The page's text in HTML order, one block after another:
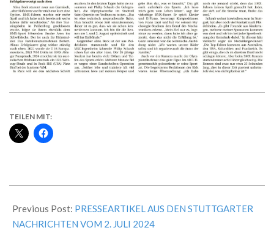
TEILEN MIT:
07-
03
Previous Post: PRESSEARTIKEL AUS DEN STUTTGARTER
NACHRICHTEN VOM 2. JULI 2024